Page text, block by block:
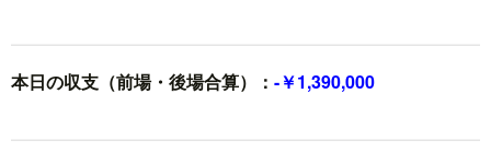
本日の収支（前場・後場合算）： -￥1,390,000